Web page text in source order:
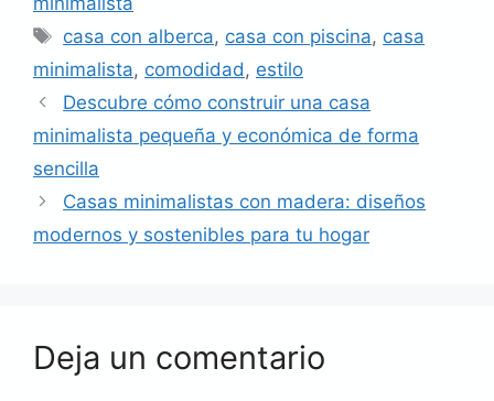
Etiquetas
casa con alberca, casa con piscina, casa
minimalista, comodidad , estilo
Descubre cómo construir una casa
minimalista pequeña y económica de forma
sencilla
Casas minimalistas con madera: diseños
modernos y sostenibles para tu hogar
Deja un comentario